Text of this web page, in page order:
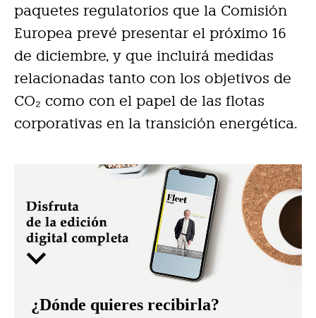
paquetes regulatorios que la Comisión
Europea prevé presentar el próximo 16
de diciembre, y que incluirá medidas
relacionadas tanto con los objetivos de
CO₂ como con el papel de las flotas
corporativas en la transición energética.
¿Dónde quieres recibirla?